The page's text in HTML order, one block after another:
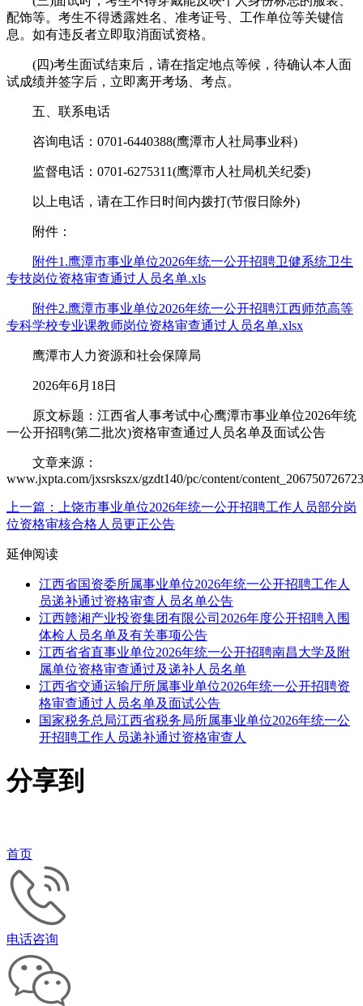
配饰等。考生不得透露姓名、准考证号、工作单位等关键信
息。如有违反者立即取消面试资格。
(四)考生面试结束后，请在指定地点等候，待确认本人面
试成绩并签字后，立即离开考场、考点。
五、联系电话
咨询电话：0701-6440388(鹰潭市人社局事业科)
监督电话：0701-6275311(鹰潭市人社局机关纪委)
以上电话，请在工作日时间内拨打(节假日除外)
附件：
附件1.鹰潭市事业单位2026年统一公开招聘卫健系统卫生
专技岗位资格审查通过人员名单.xls
附件2.鹰潭市事业单位2026年统一公开招聘江西师范高等
专科学校专业课教师岗位资格审查通过人员名单.xlsx
鹰潭市人力资源和社会保障局
2026年6月18日
原文标题：江西省人事考试中心鹰潭市事业单位2026年统
一公开招聘(第二批次)资格审查通过人员名单及面试公告
文章来源：
www.jxpta.com/jxsrskszx/gzdt140/pc/content/
上一篇：上饶市事业单位2026年统一公开招聘工作人员部分岗
位资格审核合格人员更正公告
延伸阅读
江西省国资委所属事业单位2026年统一公开招聘工作人
员递补通过资格审查人员名单公告
江西赣湘产业投资集团有限公司2026年度公开招聘入围
体检人员名单及有关事项公告
江西省省直事业单位2026年统一公开招聘南昌大学及附
属单位资格审查通过及递补人员名单
江西省交通运输厅所属事业单位2026年统一公开招聘资
格审查通过人员名单及面试公告
国家税务总局江西省税务局所属事业单位2026年统一公
开招聘工作人员递补通过资格审查人
分享到
首页
电话咨询